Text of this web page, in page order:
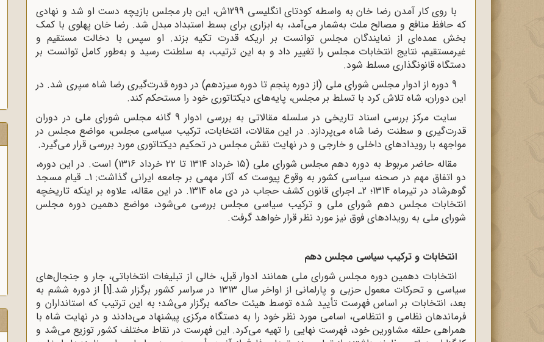
با روی کار آمدن رضا خان به واسطه کودتای انگلیسی 1299ش، این بار مجلس بازیچه دست او شد و نهادی
که حافظ منافع و مصالح ملت به‌شمار می‌آمد، به ابزاری برای بسط استبداد مبدل شد. رضا خان پهلوی با کمک
بخش عمده‌ای از نمایندگان مجلس توانست بر اریکه قدرت تکیه بزند. او سپس با دخالت مستقیم و
غیرمستقیم، نتایج انتخابات مجلس را تغییر داد و به این ترتیب، به سلطنت رسید و به‌طور کامل توانست بر
دستگاه قانونگذاری مسلط شود.
9 دوره از ادوار مجلس شورای ملی (از دوره پنجم تا دوره سیزدهم) در دوره قدرت‌گیری رضا شاه سپری شد. در
این دوران، شاه تلاش کرد با تسلط بر مجلس، پایه‌های دیکتاتوری خود را مستحکم کند.
سایت مرکز بررسی اسناد تاریخی در سلسله مقالاتی به بررسی ادوار 9 گانه مجلس شورای ملی در دوران
قدرت‌گیری و سطنت رضا شاه می‌پردازد. در این مقالات، انتخابات، ترکیب سیاسی مجلس، مواضع مجلس در
مواجهه با رویدادهای داخلی و خارجی و در نهایت نقش مجلس در تحکیم دیکتاتوری مورد بررسی قرار می‌گیرد.
مقاله حاضر مربوط به دوره دهم مجلس شورای ملی (۱۵ خرداد ۱۳۱۴ تا ۲۲ خرداد ۱۳۱۶) است. در این دوره،
دو اتفاق مهم در صحنه سیاسی کشور به وقوع پیوست که آثار مهمی بر جامعه ایرانی گذاشت: 1ـ قیام مسجد
گوهرشاد در تیرماه 1314؛ 2ـ اجرای قانون کشف حجاب در دی ماه 1314. در این مقاله، علاوه بر اینکه تاریخچه
انتخابات مجلس دهم شورای ملی و ترکیب سیاسی مجلس بررسی می‌شود، مواضع دهمین دوره مجلس
شورای ملی به رویدادهای فوق نیز مورد نظر قرار خواهد گرفت.
انتخابات و ترکیب سیاسی مجلس دهم
انتخابات دهمین دوره مجلس شورای ملی همانند ادوار قبل، خالی از تبلیغات انتخاباتی، جار و جنجال‌های
سیاسی و تحرکات معمول حزبی و پارلمانی از اواخر سال 1313 در سراسر کشور برگزار شد.
[1]
از دوره ششم به
بعد، انتخابات بر اساس فهرست تأیید شده توسط هیئت حاکمه برگزار می‌شد؛ به این ترتیب که استانداران و
فرماندهان نظامی و انتظامی، اسامی مورد نظر خود را به دستگاه مرکزی پیشنهاد می‌دادند و در نهایت شاه با
همراهی حلقه مشاورین خود، فهرست نهایی را تهیه می‌کرد. این فهرست در نقاط مختلف کشور توزیع می‌شد و